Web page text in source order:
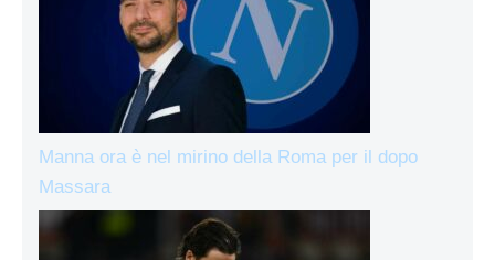
Manna ora è nel mirino della Roma per il dopo
Massara